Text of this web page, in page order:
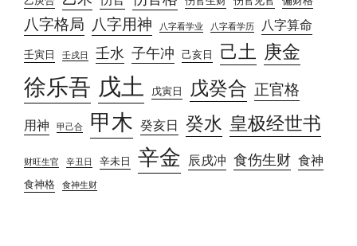
八字格局 八字用神 八字看学业 八字看学历 八字算命
壬寅日 壬戌日 壬水 子午冲 己亥日 己土 庚金
徐乐吾 戊土 戊寅日 戊癸合 正官格
用神 甲己合 甲木 癸亥日 癸水 皇极经世书
财旺生官 辛丑日 辛未日 辛金 辰戌冲 食伤生财 食神
食神格 食神生财